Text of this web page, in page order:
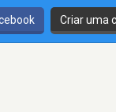
Criar uma